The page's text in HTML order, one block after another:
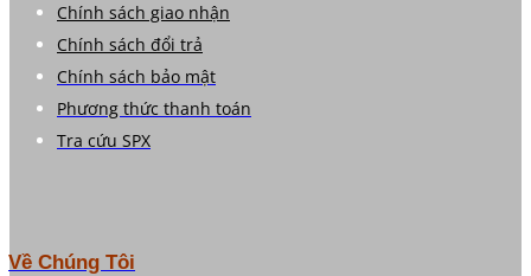
Chính sách giao nhận
Chính sách đổi trả
Chính sách bảo mật
Phương thức thanh toán
Tra cứu SPX
Về Chúng Tôi